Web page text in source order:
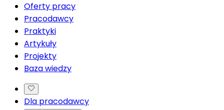
Oferty pracy
Pracodawcy
Praktyki
Artykuły
Projekty
Baza wiedzy
Dla pracodawcy